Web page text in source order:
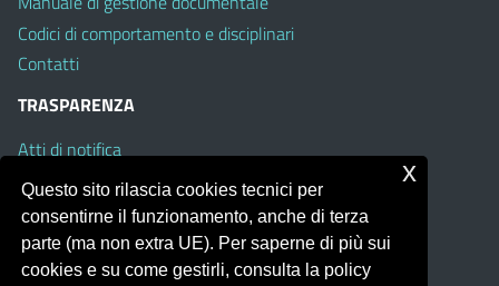
Codici di comportamento e disciplinari
Contatti
TRASPARENZA
Atti di notifica
Albo on line
Amministrazione Trasparente
Obiettivi di Accessibilità
Questo sito rilascia cookies tecnici per
consentirne il funzionamento, anche di terza
parte (ma non extra UE). Per saperne di più sui
cookies e su come gestirli, consulta la policy
x